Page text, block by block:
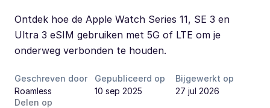
Ontdek hoe de Apple Watch Series 11, SE 3 en
Ultra 3 eSIM gebruiken met 5G of LTE om je
onderweg verbonden te houden.
Geschreven door
Roamless
Gepubliceerd op
10 sep 2025
Bijgewerkt op
27 jul 2026
Delen op